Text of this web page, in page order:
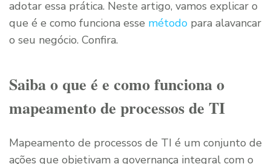
adotar essa prática. Neste artigo, vamos explicar o
que é e como funciona esse método para alavancar
o seu negócio. Confira.
Saiba o que é e como funciona o
mapeamento de processos de TI
Mapeamento de processos de TI é um conjunto de
ações que objetivam a governança integral com o